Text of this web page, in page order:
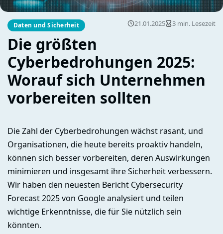
Daten und Sicherheit
Die größten
Cyberbedrohungen 2025:
Worauf sich Unternehmen
vorbereiten sollten
21.01.2025 3 min. Lesezeit
Die Zahl der Cyberbedrohungen wächst rasant, und
Organisationen, die heute bereits proaktiv handeln,
können sich besser vorbereiten, deren Auswirkungen
minimieren und insgesamt ihre Sicherheit verbessern.
Wir haben den neuesten Bericht Cybersecurity
Forecast 2025 von Google analysiert und teilen
wichtige Erkenntnisse, die für Sie nützlich sein
könnten.